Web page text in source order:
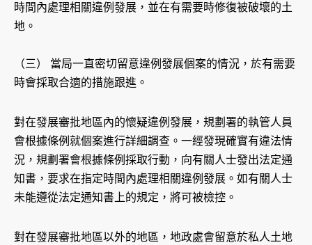
時間內處理相關違例發展，並在有需要時修復被破壞的土
地。
（三） 當局一直密切留意違例發展個案的情況，於有需要
時會採取合適的措施跟進。
對在發展審批地區內的懷疑違例發展，規劃署的執管人員
會根據條例就個案進行詳細調查。一經發現確實有違法情
況，規劃署會根據條例採取行動，向有關人士發出法定通
知書，要求在指定時間內處理相關違例發展。如有關人士
未能遵從法定通知書上的規定，將可被檢控。
對在發展審批地區以外的地區，地政處會留意於私人土地